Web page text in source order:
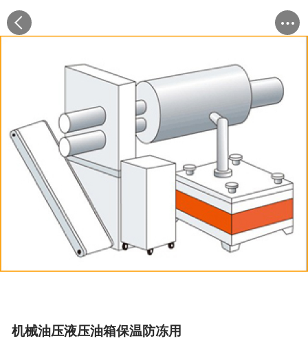
机械油压液压油箱保温防冻用